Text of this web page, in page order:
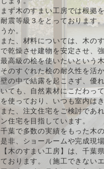
まず木のすまい工房では根拠
耐震等級３をとっております
うか。
また、材料については、木の
で乾燥させ建物を安定させ、
最高級の桧を使いたいという
そのすぐれた桧の耐久性を活
壁の中で結露を起こさず、優
いても、自然素材にこだわっ
を使っており、いつも室内は
また、注文住宅をご検討であ
ン住宅を目指しています。
千葉で多数の実績をもった木
是非、ショールームや完成現
【木のすまい工房】は、千
ております。（施工できない